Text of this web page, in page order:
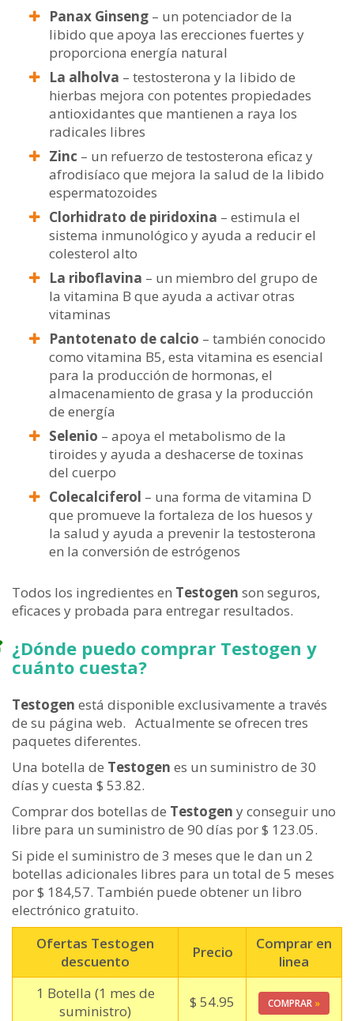
Panax Ginseng – un potenciador de la
libido que apoya las erecciones fuertes y
proporciona energía natural
La alholva – testosterona y la libido de
hierbas mejora con potentes propiedades
antioxidantes que mantienen a raya los
radicales libres
Zinc – un refuerzo de testosterona eficaz y
afrodisíaco que mejora la salud de la libido
espermatozoides
Clorhidrato de piridoxina – estimula el
sistema inmunológico y ayuda a reducir el
colesterol alto
La riboflavina – un miembro del grupo de
la vitamina B que ayuda a activar otras
vitaminas
Pantotenato de calcio – también conocido
como vitamina B5, esta vitamina es esencial
para la producción de hormonas, el
almacenamiento de grasa y la producción
de energía
Selenio – apoya el metabolismo de la
tiroides y ayuda a deshacerse de toxinas
del cuerpo
Colecalciferol – una forma de vitamina D
que promueve la fortaleza de los huesos y
la salud y ayuda a prevenir la testosterona
en la conversión de estrógenos
Todos los ingredientes en Testogen son seguros,
eficaces y probada para entregar resultados.
¿Dónde puedo comprar Testogen y
cuánto cuesta?
Testogen está disponible exclusivamente a través
de su página web. Actualmente se ofrecen tres
paquetes diferentes.
Una botella de Testogen es un suministro de 30
días y cuesta $ 53.82.
Comprar dos botellas de Testogen y conseguir uno
libre para un suministro de 90 días por $ 123.05.
Si pide el suministro de 3 meses que le dan un 2
botellas adicionales libres para un total de 5 meses
por $ 184,57. También puede obtener un libro
electrónico gratuito.
Ofertas Testogen
descuento
Precio
Comprar en
linea
1 Botella (1 mes de
suministro)
$ 54.95 COMPRAR »